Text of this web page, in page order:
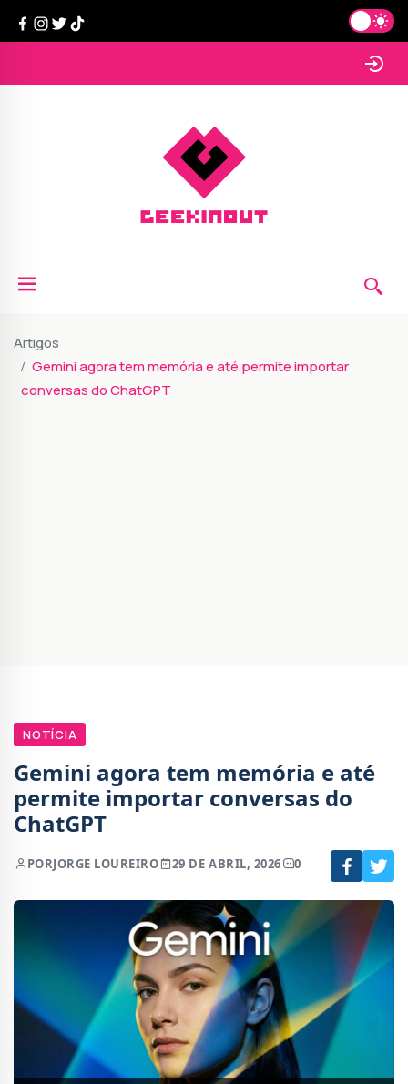
Artigos
Gemini agora tem memória e até permite importar
conversas do ChatGPT
NOTÍCIA
Gemini agora tem memória e até
permite importar conversas do
ChatGPT
PORJORGE LOUREIRO 29 DE ABRIL, 2026 0